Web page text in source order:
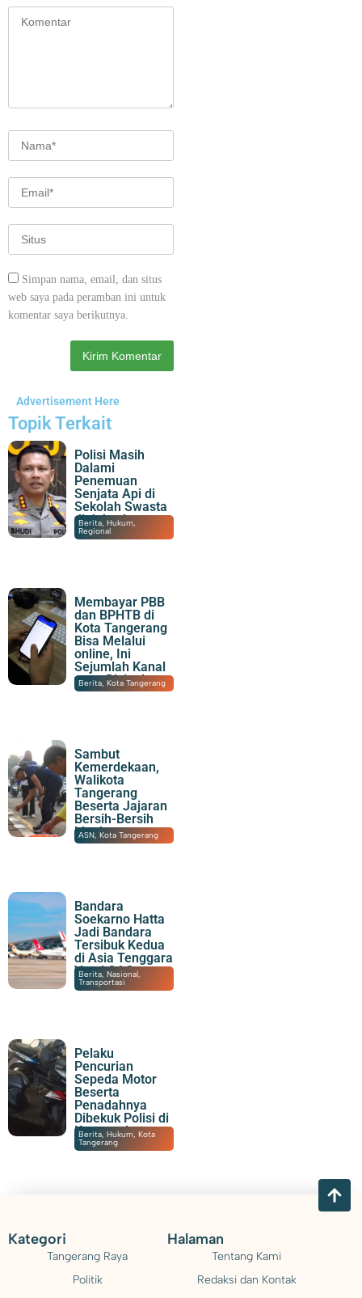
Simpan nama, email, dan situs
web saya pada peramban ini untuk
komentar saya berikutnya.
Advertisement Here
Topik Terkait
Polisi Masih
Dalami
Penemuan
Senjata Api di
Sekolah Swasta
di Jaksel
07/08/2026|22:07
Berita,Hukum,
Regional
Membayar PBB
dan BPHTB di
Kota Tangerang
Bisa Melalui
online, Ini
Sejumlah Kanal
yang Disiapkan
07/08/2026|21:15
Berita,Kota Tangerang
Sambut
Kemerdekaan,
Walikota
Tangerang
Beserta Jajaran
Bersih-Bersih
Lingkungan
07/08/2026 |20:06
ASN,Kota Tangerang
Bandara
Soekarno Hatta
Jadi Bandara
Tersibuk Kedua
di Asia Tenggara
Versi OAG
07/08/2026|19:23
Berita,Nasional,
Transportasi
Pelaku
Pencurian
Sepeda Motor
Beserta
Penadahnya
Dibekuk Polisi di
Karawaci
07/08/2026|15:55
Berita,Hukum,Kota
Tangerang
Kategori
Tangerang Raya
Politik
Halaman
Tentang Kami
Redaksi dan Kontak